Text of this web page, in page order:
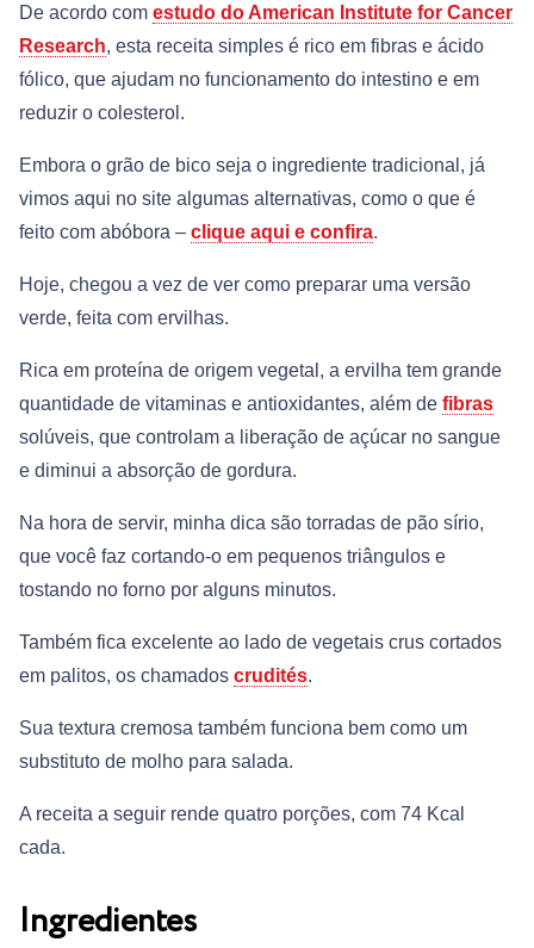
De acordo com estudo do American Institute for Cancer
Research, esta receita simples é rico em fibras e ácido
fólico, que ajudam no funcionamento do intestino e em
reduzir o colesterol.
Embora o grão de bico seja o ingrediente tradicional, já
vimos aqui no site algumas alternativas, como o que é
feito com abóbora – clique aqui e confira.
Hoje, chegou a vez de ver como preparar uma versão
verde, feita com ervilhas.
Rica em proteína de origem vegetal, a ervilha tem grande
quantidade de vitaminas e antioxidantes, além de fibras
solúveis, que controlam a liberação de açúcar no sangue
e diminui a absorção de gordura.
Na hora de servir, minha dica são torradas de pão sírio,
que você faz cortando-o em pequenos triângulos e
tostando no forno por alguns minutos.
Também fica excelente ao lado de vegetais crus cortados
em palitos, os chamados crudités.
Sua textura cremosa também funciona bem como um
substituto de molho para salada.
A receita a seguir rende quatro porções, com 74 Kcal
cada.
Ingredientes